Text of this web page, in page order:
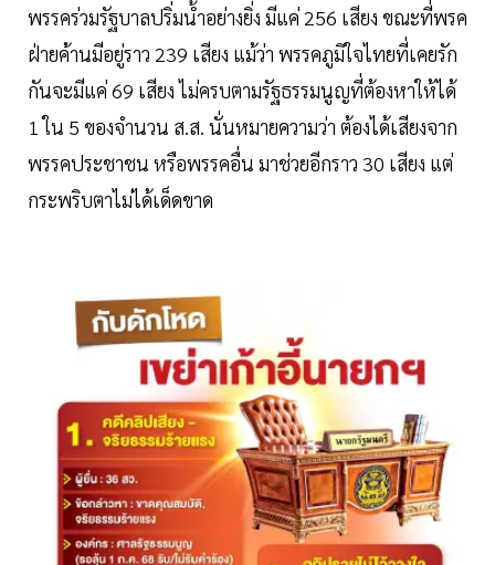
พรรคร่วมรัฐบาลปริ่มน้ำอย่างยิ่ง มีแค่ 256 เสียง ขณะที่พรค
ฝ่ายค้านมีอยู่ราว 239 เสียง แม้ว่า พรรคภูมิใจไทยที่เคยรัก
กันจะมีแค่ 69 เสียง ไม่ครบตามรัฐธรรมนูญที่ต้องหาให้ได้
1 ใน 5 ของจำนวน ส.ส. นั่นหมายความว่า ต้องได้เสียงจาก
พรรคประชาชน หรือพรรคอื่น มาช่วยอีกราว 30 เสียง แต่
กระพริบตาไม่ได้เด็ดขาด